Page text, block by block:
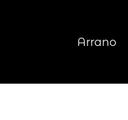
Arrano